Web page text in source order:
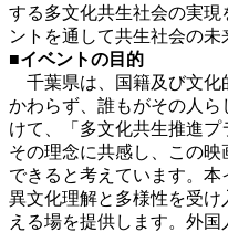
する多文化共生社会の実
ントを通して共生社会の未
■イベントの目的
千葉県は、国籍及び文化
かわらず、誰もがその人
けて、「多文化共生推進
その理念に共感し、この
できると考えています。
異文化理解と多様性を受
える場を提供します。外